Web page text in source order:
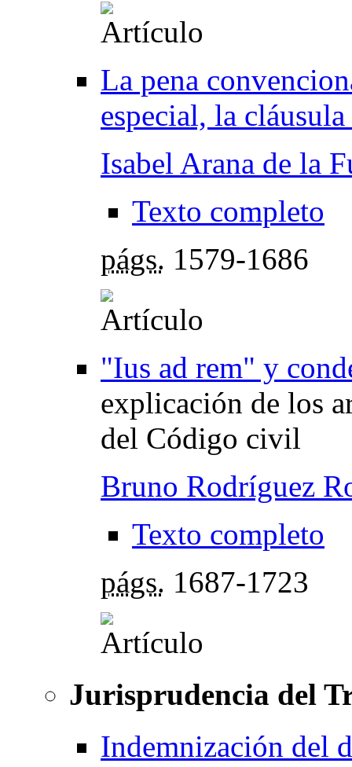
La pena
especial, la
Isabel Arana de la
Texto completo
págs. 1579-1686
"Ius ad rem" y
explicación de los
del Código civil
Bruno Rodríguez
Texto completo
págs. 1687-1723
Jurisprudencia del
Indemnización del